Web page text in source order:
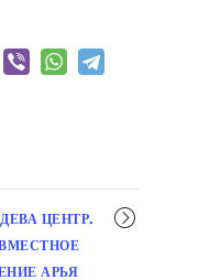
ЦЕНТР.
АРЬЯ